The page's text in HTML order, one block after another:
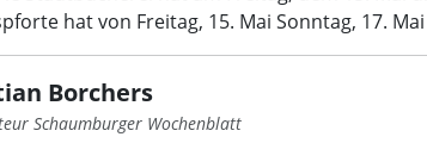
hat von Freitag, 15. Mai Sonntag, 17.
Borchers
Schaumburger Wochenblatt